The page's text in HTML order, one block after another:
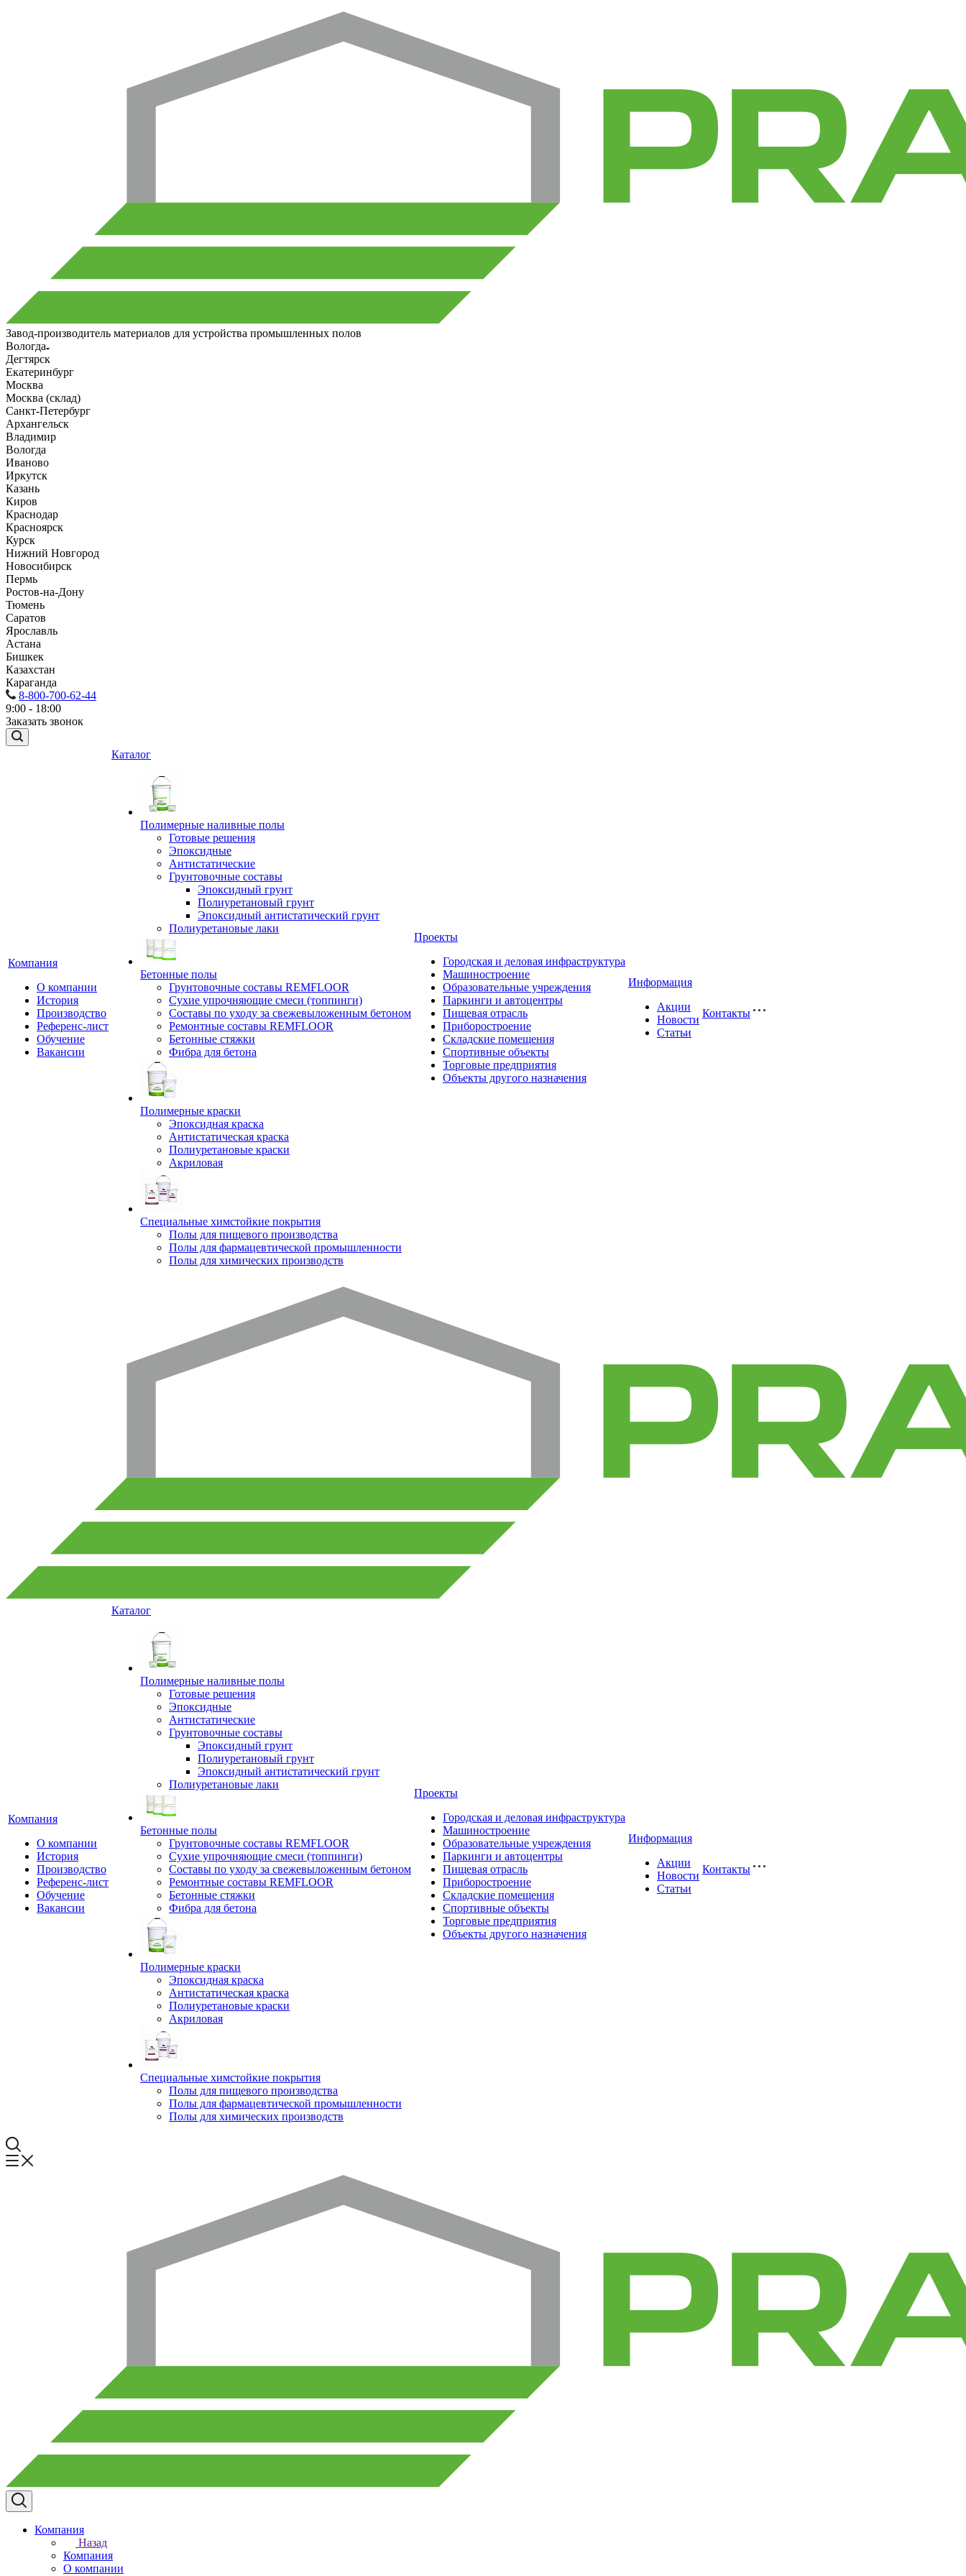
Завод-производитель материалов для устройства промышленных полов
Вологда
Дегтярск
Екатеринбург
Москва
Москва (склад)
Санкт-Петербург
Архангельск
Владимир
Вологда
Иваново
Иркутск
Казань
Киров
Краснодар
Красноярск
Курск
Нижний Новгород
Новосибирск
Пермь
Ростов-на-Дону
Тюмень
Саратов
Ярославль
Астана
Бишкек
Казахстан
Караганда
8-800-700-62-44
9:00 - 18:00
Заказать звонок
Компания
О компании
История
Производство
Референс-лист
Обучение
Вакансии
Каталог
Полимерные наливные полы
Готовые решения
Эпоксидные
Антистатические
Грунтовочные составы
Эпоксидный грунт
Полиуретановый грунт
Эпоксидный антистатический грунт
Полиуретановые лаки
Бетонные полы
Грунтовочные составы REMFLOOR
Сухие упрочняющие смеси (топпинги)
Составы по уходу за свежевыложенным бетоном
Ремонтные составы REMFLOOR
Бетонные стяжки
Фибра для бетона
Полимерные краски
Эпоксидная краска
Антистатическая краска
Полиуретановые краски
Акриловая
Специальные химстойкие покрытия
Полы для пищевого производства
Полы для фармацевтической промышленности
Полы для химических производств
Проекты
Городская и деловая инфраструктура
Машиностроение
Образовательные учреждения
Паркинги и автоцентры
Пищевая отрасль
Приборостроение
Складские помещения
Спортивные объекты
Торговые предприятия
Объекты другого назначения
Информация
Акции
Новости
Статьи
Контакты
Компания
О компании
История
Производство
Референс-лист
Обучение
Вакансии
Каталог
Полимерные наливные полы
Готовые решения
Эпоксидные
Антистатические
Грунтовочные составы
Эпоксидный грунт
Полиуретановый грунт
Эпоксидный антистатический грунт
Полиуретановые лаки
Бетонные полы
Грунтовочные составы REMFLOOR
Сухие упрочняющие смеси (топпинги)
Составы по уходу за свежевыложенным бетоном
Ремонтные составы REMFLOOR
Бетонные стяжки
Фибра для бетона
Полимерные краски
Эпоксидная краска
Антистатическая краска
Полиуретановые краски
Акриловая
Специальные химстойкие покрытия
Полы для пищевого производства
Полы для фармацевтической промышленности
Полы для химических производств
Проекты
Городская и деловая инфраструктура
Машиностроение
Образовательные учреждения
Паркинги и автоцентры
Пищевая отрасль
Приборостроение
Складские помещения
Спортивные объекты
Торговые предприятия
Объекты другого назначения
Информация
Акции
Новости
Статьи
Контакты
Компания
Назад
Компания
О компании